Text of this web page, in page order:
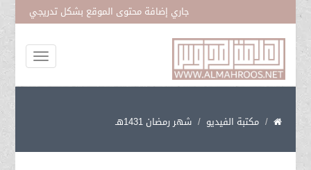
جاري إضافة محتوى الموقع بشكل تدريجي
المتمسك بحبل فاطمة عليها السلام
مكتبة الفيديو شهر رمضان 1431هـ